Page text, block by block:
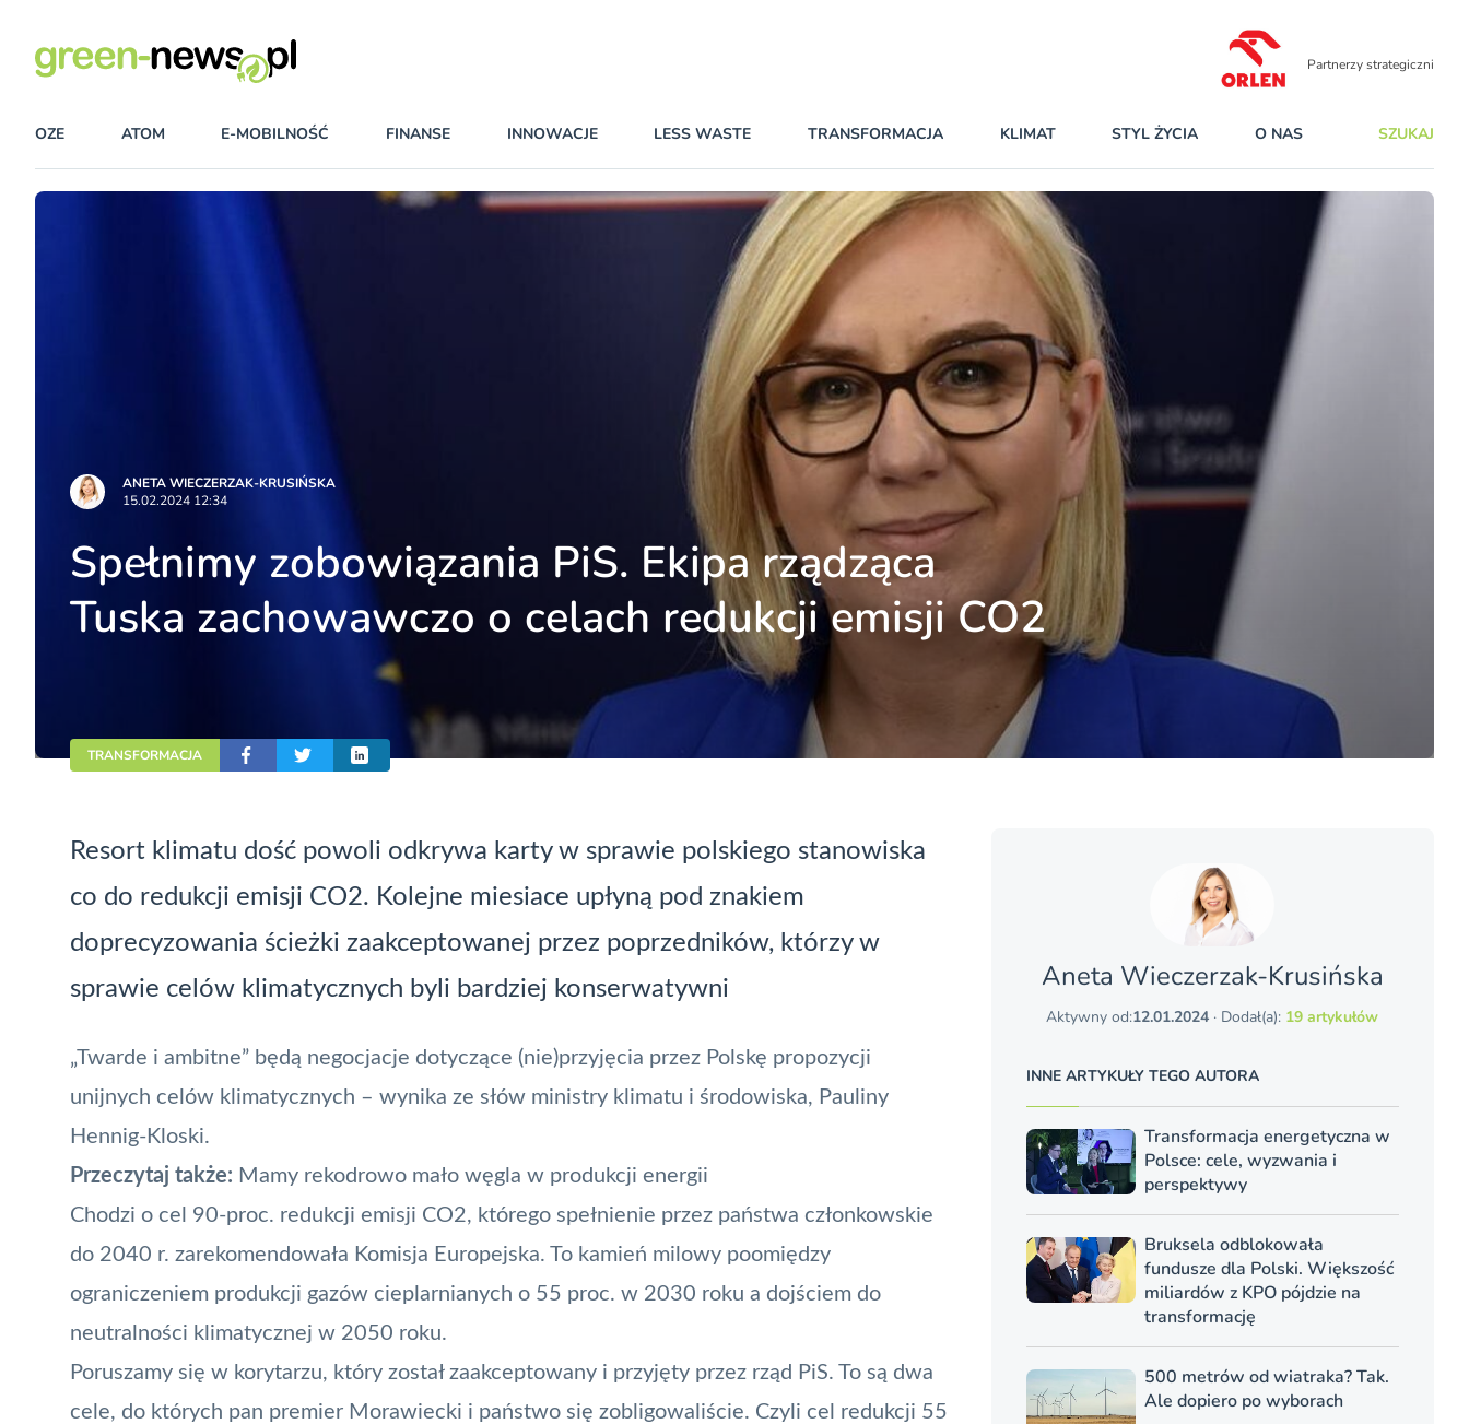
Partnerzy strategiczni
OZE ATOM E-MOBILNOŚĆ FINANSE INNOWACJE LESS WASTE TRANSFORMACJA KLIMAT STYL ŻYCIA O NAS SZUKAJ
ANETA WIECZERZAK-KRUSIŃSKA
15.02.2024 12:34
Spełnimy zobowiązania PiS. Ekipa rządząca
Tuska zachowawczo o celach redukcji emisji CO2
TRANSFORMACJA
Resort klimatu dość powoli odkrywa karty w sprawie polskiego stanowiska
co do redukcji emisji CO2. Kolejne miesiace upłyną pod znakiem
doprecyzowania ścieżki zaakceptowanej przez poprzedników, którzy w
sprawie celów klimatycznych byli bardziej konserwatywni
„Twarde i ambitne” będą negocjacje dotyczące (nie)przyjęcia przez Polskę propozycji
unijnych celów klimatycznych – wynika ze słów ministry klimatu i środowiska, Pauliny
Hennig-Kloski.
Przeczytaj także: Mamy rekodrowo mało węgla w produkcji energii
Chodzi o cel 90-proc. redukcji emisji CO2, którego spełnienie przez państwa członkowskie
do 2040 r. zarekomendowała Komisja Europejska. To kamień milowy poomiędzy
ograniczeniem produkcji gazów cieplarnianych o 55 proc. w 2030 roku a dojściem do
neutralności klimatycznej w 2050 roku.
Poruszamy się w korytarzu, który został zaakceptowany i przyjęty przez rząd PiS. To są dwa
cele, do których pan premier Morawiecki i państwo się zobligowaliście. Czyli cel redukcji 55
Aneta Wieczerzak-Krusińska
Aktywny od:12.01.2024 · Dodał(a): 19 artykułów
INNE ARTYKUŁY TEGO AUTORA
Transformacja energetyczna w
Polsce: cele, wyzwania i
perspektywy
Bruksela odblokowała
fundusze dla Polski. Większość
miliardów z KPO pójdzie na
transformację
500 metrów od wiatraka? Tak.
Ale dopiero po wyborach